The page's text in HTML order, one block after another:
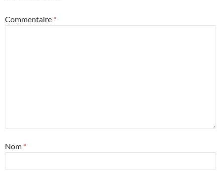
Commentaire *
Nom *